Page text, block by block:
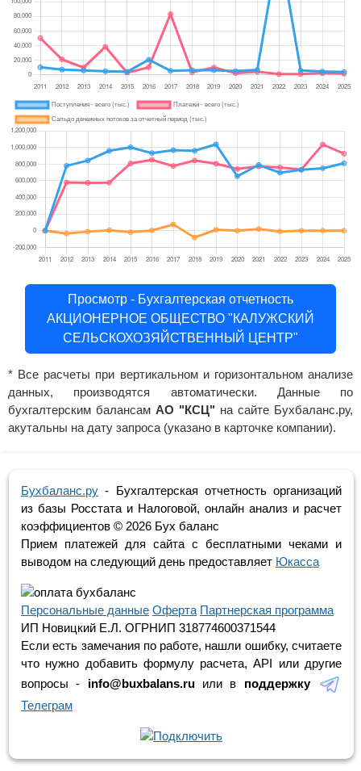
Просмотр - Бухгалтерская отчетность
АКЦИОНЕРНОЕ ОБЩЕСТВО "КАЛУЖСКИЙ
СЕЛЬСКОХОЗЯЙСТВЕННЫЙ ЦЕНТР"
* Все расчеты при вертикальном и горизонтальном анализе
данных, производятся автоматически. Данные по
бухгалтерским балансам АО "КСЦ" на сайте Бухбаланс.ру,
акутальны на дату запроса (указано в карточке компании).
Бухбаланс.ру - Бухгалтерская отчетность организаций
из базы Росстата и Налоговой, онлайн анализ и расчет
коэффициентов © 2026 Бух баланс
Прием платежей для сайта с бесплатными чеками и
выводом на следующий день предоставляет Юкасса
Персональные данные Оферта Партнерская программа
ИП Новицкий Е.Л. ОГРНИП 318774600371544
Если есть замечания по работе, нашли ошибку, считаете
что нужно добавить формулу расчета, API или другие
вопросы - info@buxbalans.ruили в поддержку
Телеграм